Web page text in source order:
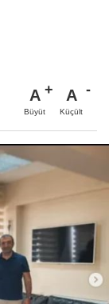
A
Büyüt
A
Küçült